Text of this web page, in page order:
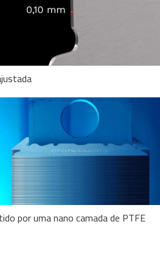
por uma nano camada de PTFE